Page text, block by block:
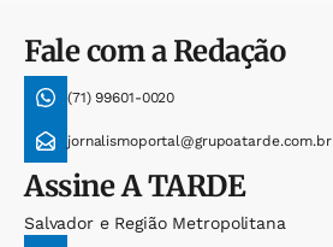
Fale com a Redação
(71) 99601-0020
jornalismoportal@grupoatarde.com.br
AssineA TARDE
Salvador e Região Metropolitana